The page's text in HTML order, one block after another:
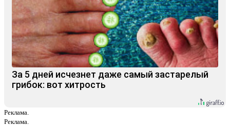
За 5 дней исчезнет даже самый застарелый
грибок: вот хитрость
Реклама.
Реклама.